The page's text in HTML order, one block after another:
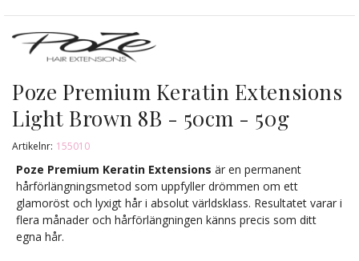
Poze Premium Keratin Extensions
Light Brown 8B - 50cm - 50g
Artikelnr: 155010
Poze Premium Keratin Extensions är en permanent
hårförlängningsmetod som uppfyller drömmen om ett
glamoröst och lyxigt hår i absolut världsklass. Resultatet varar i
flera månader och hårförlängningen känns precis som ditt
egna hår.